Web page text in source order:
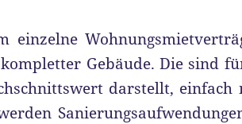
Gebäude. Die sind
darstellt, einfach